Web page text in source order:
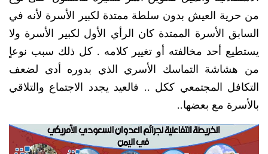
من حرية العيش بدون سلطة ممتدة لكبير الأسرة لأنه في
السابق الأسرة الممتدة كان الرأي الأول لكبير الأسرة ولا
يستطيع أحد مخالفته أو تغيير كلامه . كل ذلك سبب نوعاٍ
من هشاشة التماسك الأسري الذي بدوره أدى لضعف
التكافل المجتمعي ككل .. فالعيد يجدد الاجتماع والتلاقي
بالأسرة مع بعضها..